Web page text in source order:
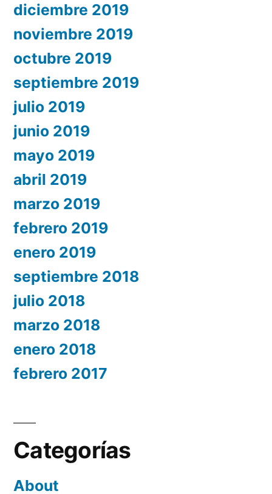
diciembre 2019
noviembre 2019
octubre 2019
septiembre 2019
julio 2019
junio 2019
mayo 2019
abril 2019
marzo 2019
febrero 2019
enero 2019
septiembre 2018
julio 2018
marzo 2018
enero 2018
febrero 2017
Categorías
About